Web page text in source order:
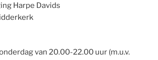
Harpe Davids
van 20.00-22.00 uur (m.u.v.